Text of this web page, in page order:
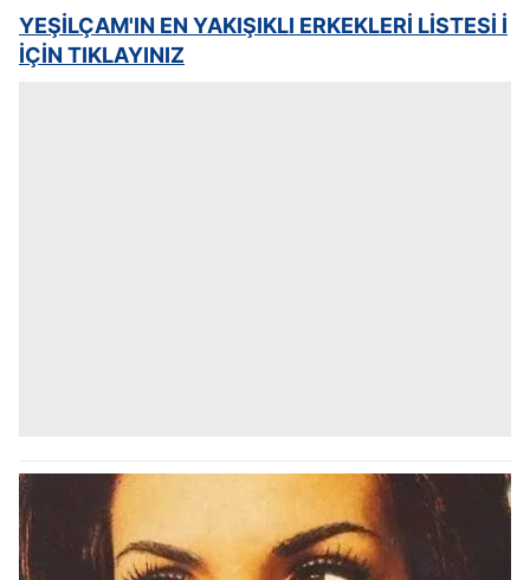
YEŞİLÇAM'IN EN YAKIŞIKLI ERKEKLERİ LİSTESİ İ
İÇİN TIKLAYINIZ